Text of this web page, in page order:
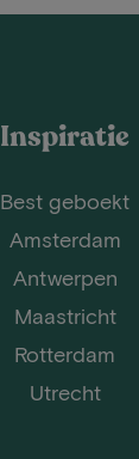
Inspiratie
Best geboekt
Amsterdam
Antwerpen
Maastricht
Rotterdam
Utrecht